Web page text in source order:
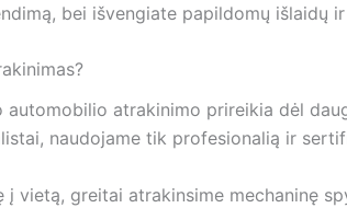
bei išvengiate papildomų išlaidų
automobilio atrakinimo prireikia dėl
naudojame tik profesionalią ir
į vietą, greitai atrakinsime mechaninę